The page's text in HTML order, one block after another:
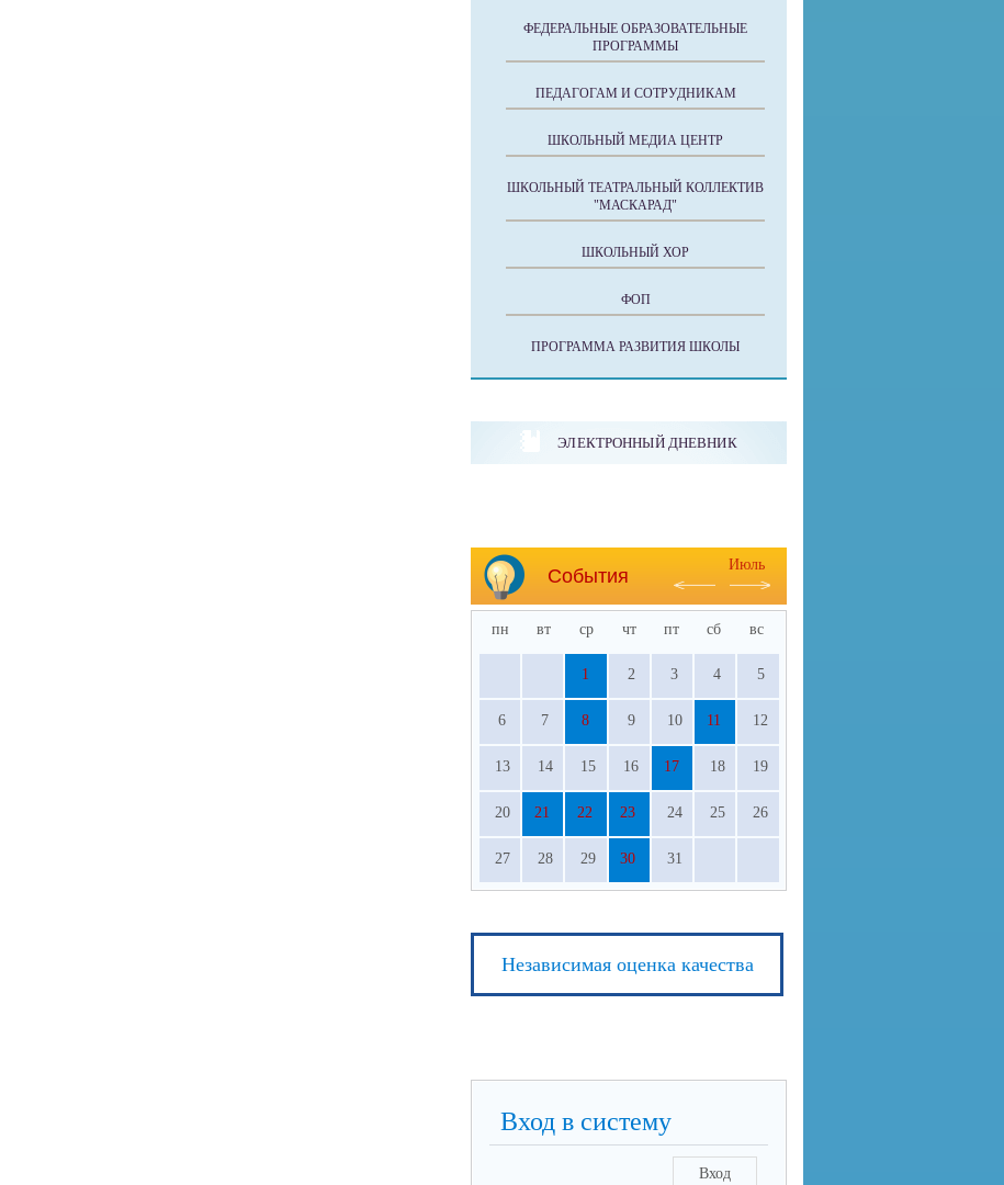
ФЕДЕРАЛЬНЫЕ ОБРАЗОВАТЕЛЬНЫЕ
ПРОГРАММЫ
ПЕДАГОГАМ И СОТРУДНИКАМ
ШКОЛЬНЫЙ МЕДИА ЦЕНТР
ШКОЛЬНЫЙ ТЕАТРАЛЬНЫЙ КОЛЛЕКТИВ
"МАСКАРАД"
ШКОЛЬНЫЙ ХОР
ФОП
ПРОГРАММА РАЗВИТИЯ ШКОЛЫ
ЭЛЕКТРОННЫЙ ДНЕВНИК
События
Июль
пн вт ср чт пт сб вс
1 2 3 4 5
6 7 8 9 10 11 12
13 14 15 16 17 18 19
20 21 22 23 24 25 26
27 28 29 30 31
Независимая оценка качества
Вход в систему
Вход